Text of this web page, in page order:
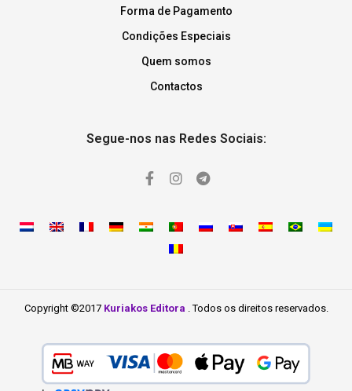
Forma de Pagamento
Condições Especiais
Quem somos
Contactos
Segue-nos nas Redes Sociais:
Copyright ©2017 Kuriakos Editora . Todos os direitos reservados.